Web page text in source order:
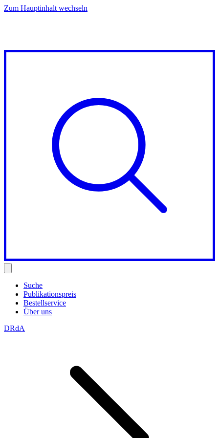
Zum Hauptinhalt wechseln
Suche
Publikationspreis
Bestellservice
Über uns
DRdA